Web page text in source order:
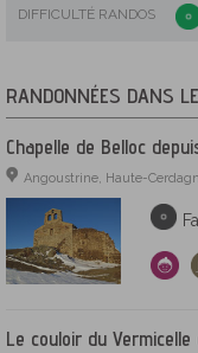
DIFFICULTÉ RANDOS
RANDONNÉES DANS
Chapelle de Belloc
Angoustrine, Haute-
Le couloir du